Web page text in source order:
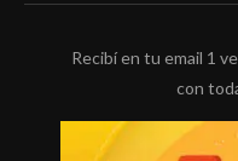
Recibí en tu email 1
con